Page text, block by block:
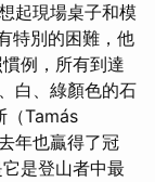
起現場桌子和模
特別的困難，他
例，所有到達
白、綠顏色的石
（Tamás
年也贏得了冠
是登山者中最